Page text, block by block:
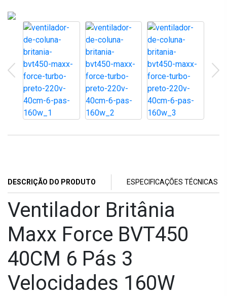
DESCRIÇÃO DO PRODUTO ESPECIFICAÇÕES TÉCNICAS
Ventilador Britânia
Maxx Force BVT450
40CM 6 Pás 3
Velocidades 160W